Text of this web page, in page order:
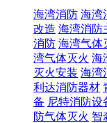
海湾消防 海湾
改造 海湾消防
消防 海湾气体
湾气体灭火 海
灭火安装 海湾
利达消防器材
备 尼特消防设
防气体灭火 智